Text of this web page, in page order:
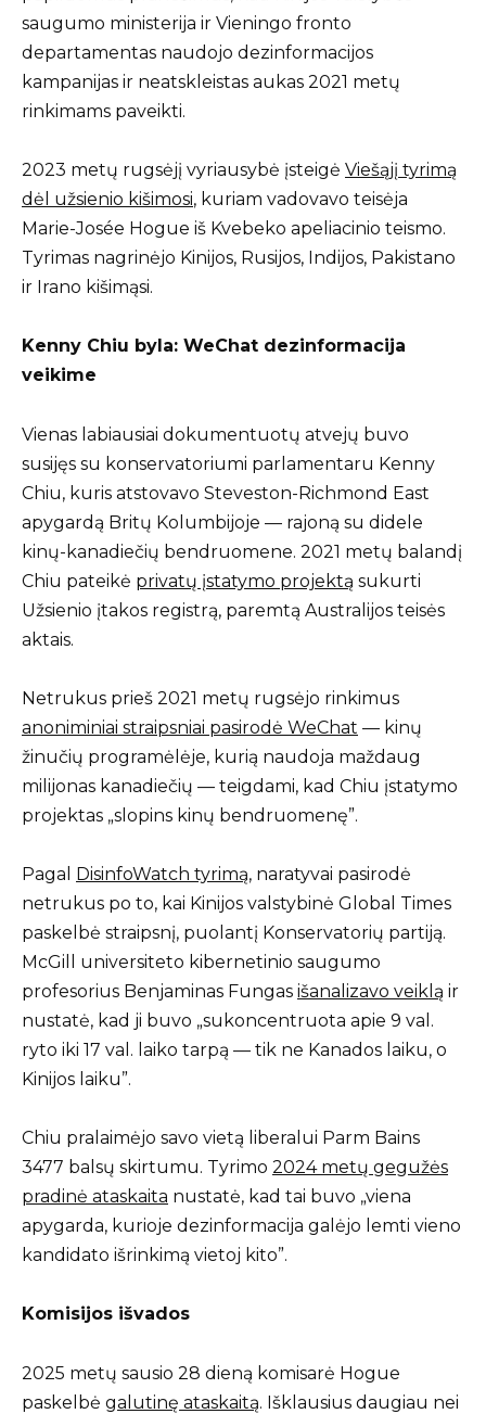
saugumo ministerija ir Vieningo fronto
departamentas naudojo dezinformacijos
kampanijas ir neatskleistas aukas 2021 metų
rinkimams paveikti.
2023 metų rugsėjį vyriausybė įsteigė Viešąjį tyrimą
dėl užsienio kišimosi, kuriam vadovavo teisėja
Marie-Josée Hogue iš Kvebeko apeliacinio teismo.
Tyrimas nagrinėjo Kinijos, Rusijos, Indijos, Pakistano
ir Irano kišimąsi.
Kenny Chiu byla: WeChat dezinformacija
veikime
Vienas labiausiai dokumentuotų atvejų buvo
susijęs su konservatoriumi parlamentaru Kenny
Chiu, kuris atstovavo Steveston-Richmond East
apygardą Britų Kolumbijoje — rajoną su didele
kinų-kanadiečių bendruomene. 2021 metų balandį
Chiu pateikė privatų įstatymo projektą sukurti
Užsienio įtakos registrą, paremtą Australijos teisės
aktais.
Netrukus prieš 2021 metų rugsėjo rinkimus
anoniminiai straipsniai pasirodė WeChat — kinų
žinučių programėlėje, kurią naudoja maždaug
milijonas kanadiečių — teigdami, kad Chiu įstatymo
projektas „slopins kinų bendruomenę”.
Pagal DisinfoWatch tyrimą, naratyvai pasirodė
netrukus po to, kai Kinijos valstybinė Global Times
paskelbė straipsnį, puolantį Konservatorių partiją.
McGill universiteto kibernetinio saugumo
profesorius Benjaminas Fungas išanalizavo veiklą ir
nustatė, kad ji buvo „sukoncentruota apie 9 val.
ryto iki 17 val. laiko tarpą — tik ne Kanados laiku, o
Kinijos laiku”.
Chiu pralaimėjo savo vietą liberalui Parm Bains
3477 balsų skirtumu. Tyrimo 2024 metų gegužės
pradinė ataskaita nustatė, kad tai buvo „viena
apygarda, kurioje dezinformacija galėjo lemti vieno
kandidato išrinkimą vietoj kito”.
Komisijos išvados
2025 metų sausio 28 dieną komisarė Hogue
paskelbė galutinę ataskaitą. Išklausius daugiau nei